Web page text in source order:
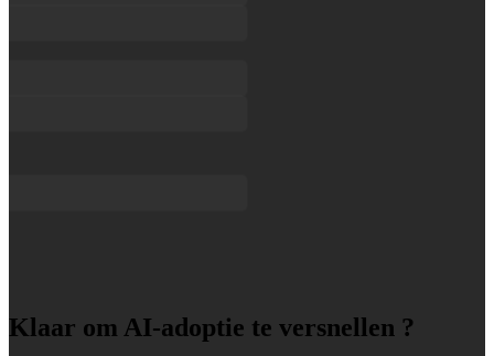
Klaar om AI-adoptie te versnellen ?